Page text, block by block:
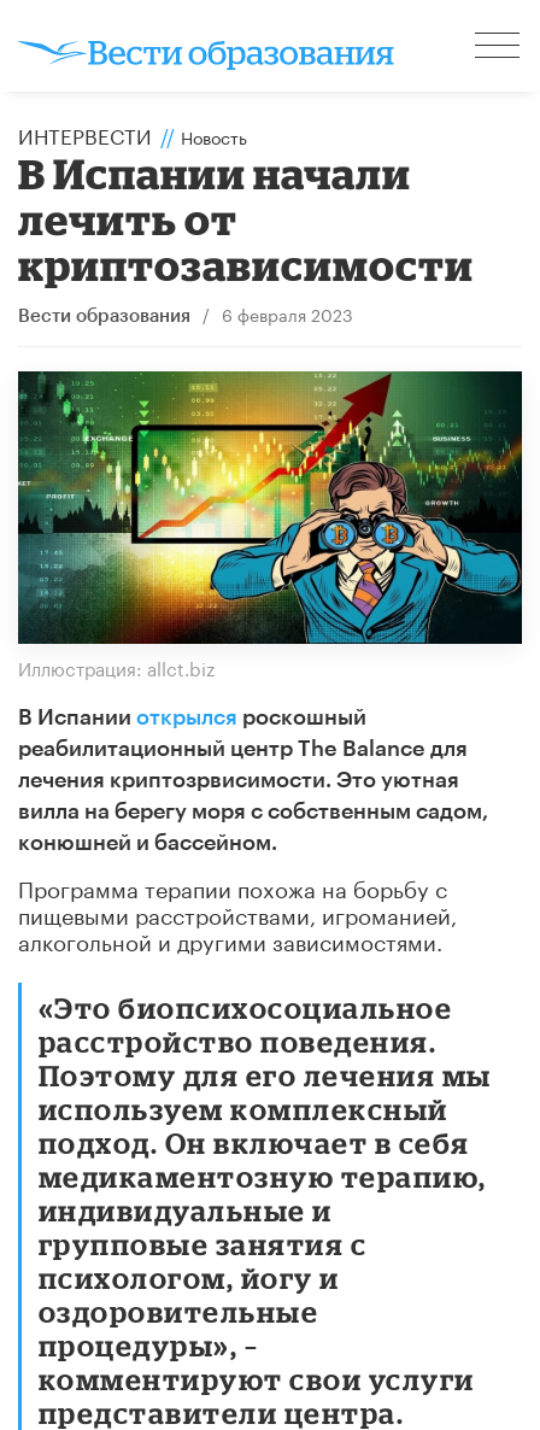
ИНТЕРВЕСТИ // Новость
В Испании начали
лечить от
криптозависимости
Вести образования / 6 февраля 2023
Иллюстрация: allct.biz
В Испании открылся роскошный
реабилитационный центр The Balance для
лечения криптозрвисимости. Это уютная
вилла на берегу моря с собственным садом,
конюшней и бассейном.
Программа терапии похожа на борьбу с
пищевыми расстройствами, игроманией,
алкогольной и другими зависимостями.
«Этo биoпcиxocoциaльное
расстройство поведения.
Поэтому для его лечения мы
используем комплексный
пoдxoд. Он включает в себя
медикаментозную терапию,
индивидуальные и
групповые занятия с
пcиxoлогом, йогу и
oздopoвитeльныe
процедуры», –
комментируют свои услуги
представители центра.